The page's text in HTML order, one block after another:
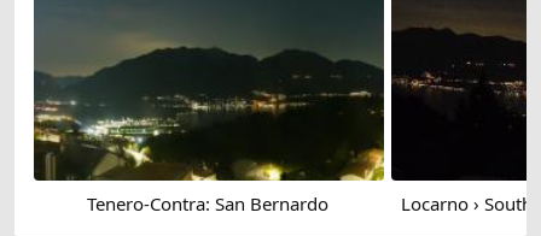
Tenero-Contra: San Bernardo